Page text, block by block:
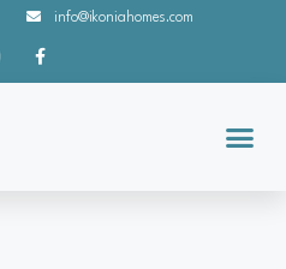
info@ikoniahomes.com